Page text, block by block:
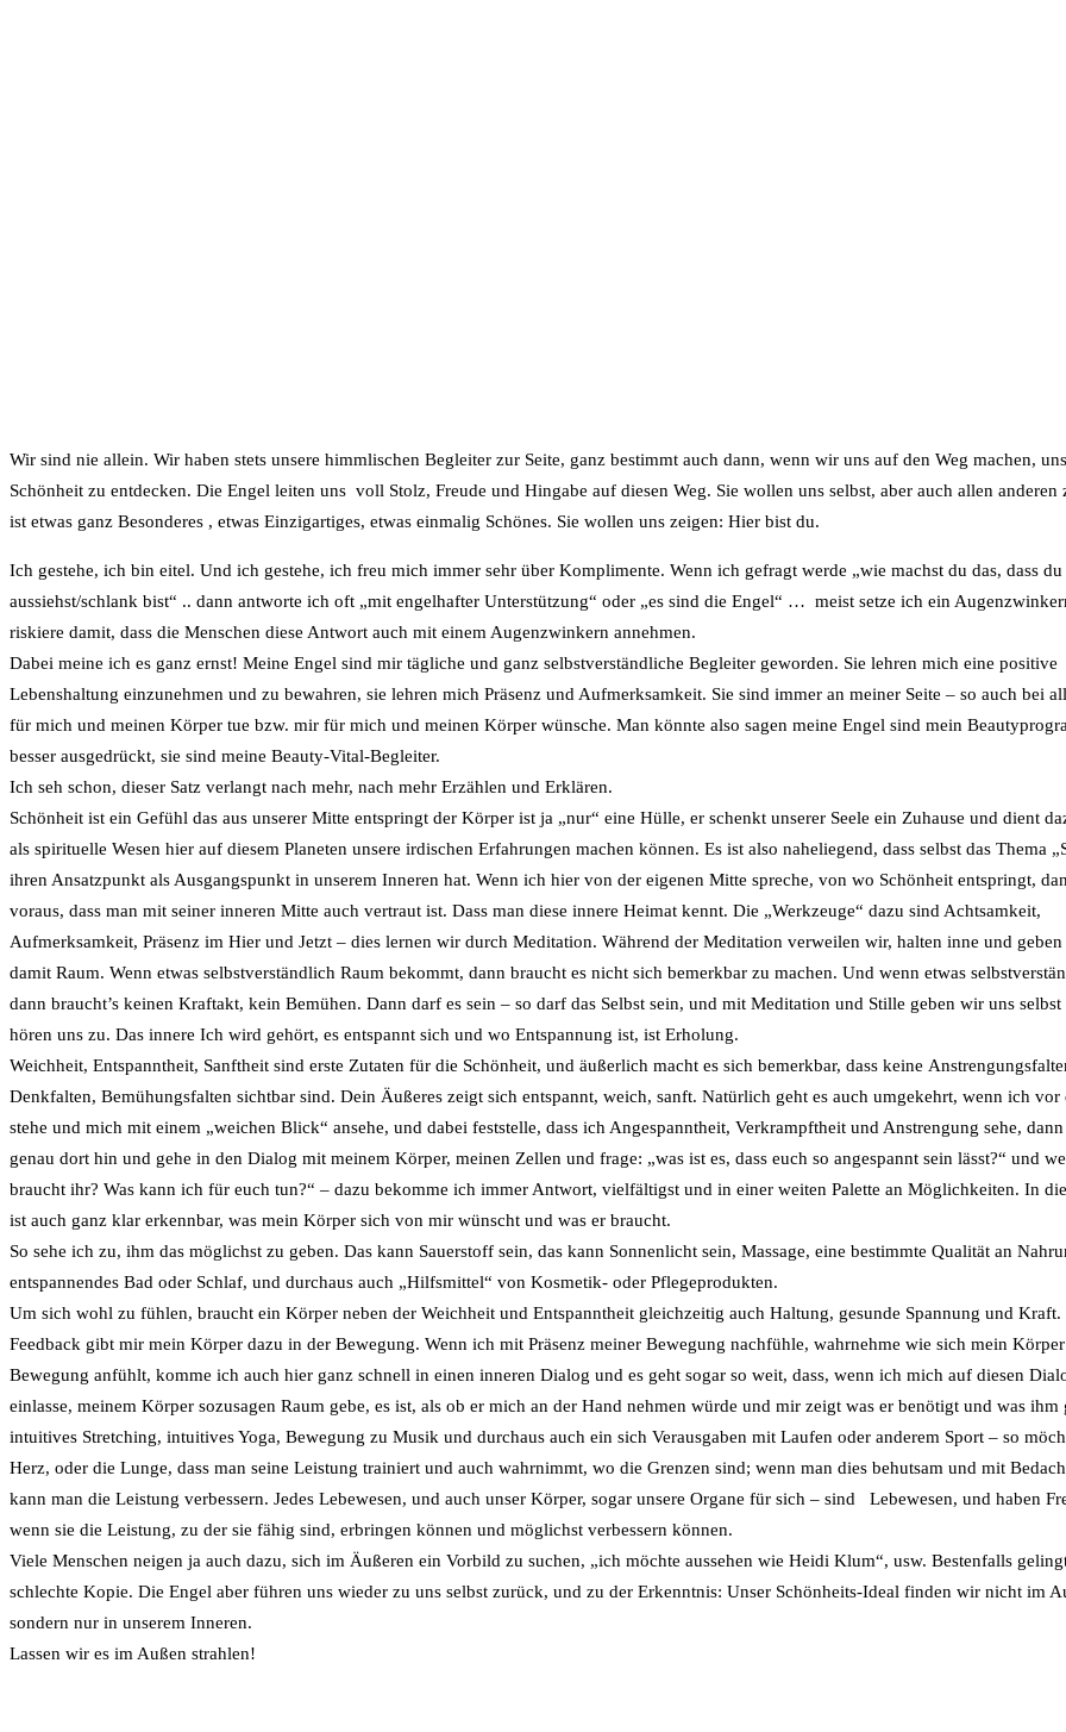
Wir sind nie allein. Wir haben stets unsere himmlischen Begleiter zur Seite, ganz bestimmt auch dann, wenn wir uns auf den Weg machen,
Schönheit zu entdecken. Die Engel leiten uns voll Stolz, Freude und Hingabe auf diesen Weg. Sie wollen uns selbst, aber auch allen anderen
ist etwas ganz Besonderes , etwas Einzigartiges, etwas einmalig Schönes. Sie wollen uns zeigen: Hier bist du.
Ich gestehe, ich bin eitel. Und ich gestehe, ich freu mich immer sehr über Komplimente. Wenn ich gefragt werde „wie machst du das, dass
aussiehst/schlank bist“ .. dann antworte ich oft „mit engelhafter Unterstützung“ oder „es sind die Engel“ … meist setze ich ein
riskiere damit, dass die Menschen diese Antwort auch mit einem Augenzwinkern annehmen.
Dabei meine ich es ganz ernst! Meine Engel sind mir tägliche und ganz selbstverständliche Begleiter geworden. Sie lehren mich eine positive
Lebenshaltung einzunehmen und zu bewahren, sie lehren mich Präsenz und Aufmerksamkeit. Sie sind immer an meiner Seite – so auch bei
für mich und meinen Körper tue bzw. mir für mich und meinen Körper wünsche. Man könnte also sagen meine Engel sind mein
besser ausgedrückt, sie sind meine Beauty-Vital-Begleiter.
Ich seh schon, dieser Satz verlangt nach mehr, nach mehr Erzählen und Erklären.
Schönheit ist ein Gefühl das aus unserer Mitte entspringt der Körper ist ja „nur“ eine Hülle, er schenkt unserer Seele ein Zuhause und dient
als spirituelle Wesen hier auf diesem Planeten unsere irdischen Erfahrungen machen können. Es ist also naheliegend, dass selbst das Thema
ihren Ansatzpunkt als Ausgangspunkt in unserem Inneren hat. Wenn ich hier von der eigenen Mitte spreche, von wo Schönheit entspringt,
voraus, dass man mit seiner inneren Mitte auch vertraut ist. Dass man diese innere Heimat kennt. Die „Werkzeuge“ dazu sind Achtsamkeit,
Aufmerksamkeit, Präsenz im Hier und Jetzt – dies lernen wir durch Meditation. Während der Meditation verweilen wir, halten inne und geben
damit Raum. Wenn etwas selbstverständlich Raum bekommt, dann braucht es nicht sich bemerkbar zu machen. Und wenn etwas
dann braucht’s keinen Kraftakt, kein Bemühen. Dann darf es sein – so darf das Selbst sein, und mit Meditation und Stille geben wir uns selbst
hören uns zu. Das innere Ich wird gehört, es entspannt sich und wo Entspannung ist, ist Erholung.
Weichheit, Entspanntheit, Sanftheit sind erste Zutaten für die Schönheit, und äußerlich macht es sich bemerkbar, dass keine
Denkfalten, Bemühungsfalten sichtbar sind. Dein Äußeres zeigt sich entspannt, weich, sanft. Natürlich geht es auch umgekehrt, wenn ich vor
stehe und mich mit einem „weichen Blick“ ansehe, und dabei feststelle, dass ich Angespanntheit, Verkrampftheit und Anstrengung sehe,
genau dort hin und gehe in den Dialog mit meinem Körper, meinen Zellen und frage: „was ist es, dass euch so angespannt sein lässt?“ und
braucht ihr? Was kann ich für euch tun?“ – dazu bekomme ich immer Antwort, vielfältigst und in einer weiten Palette an Möglichkeiten. In
ist auch ganz klar erkennbar, was mein Körper sich von mir wünscht und was er braucht.
So sehe ich zu, ihm das möglichst zu geben. Das kann Sauerstoff sein, das kann Sonnenlicht sein, Massage, eine bestimmte Qualität an
entspannendes Bad oder Schlaf, und durchaus auch „Hilfsmittel“ von Kosmetik- oder Pflegeprodukten.
Um sich wohl zu fühlen, braucht ein Körper neben der Weichheit und Entspanntheit gleichzeitig auch Haltung, gesunde Spannung und Kraft.
Feedback gibt mir mein Körper dazu in der Bewegung. Wenn ich mit Präsenz meiner Bewegung nachfühle, wahrnehme wie sich mein
Bewegung anfühlt, komme ich auch hier ganz schnell in einen inneren Dialog und es geht sogar so weit, dass, wenn ich mich auf diesen
einlasse, meinem Körper sozusagen Raum gebe, es ist, als ob er mich an der Hand nehmen würde und mir zeigt was er benötigt und was ihm
intuitives Stretching, intuitives Yoga, Bewegung zu Musik und durchaus auch ein sich Verausgaben mit Laufen oder anderem Sport – so
Herz, oder die Lunge, dass man seine Leistung trainiert und auch wahrnimmt, wo die Grenzen sind; wenn man dies behutsam und mit
kann man die Leistung verbessern. Jedes Lebewesen, und auch unser Körper, sogar unsere Organe für sich – sind Lebewesen, und haben
wenn sie die Leistung, zu der sie fähig sind, erbringen können und möglichst verbessern können.
Viele Menschen neigen ja auch dazu, sich im Äußeren ein Vorbild zu suchen, „ich möchte aussehen wie Heidi Klum“, usw. Bestenfalls
schlechte Kopie. Die Engel aber führen uns wieder zu uns selbst zurück, und zu der Erkenntnis: Unser Schönheits-Ideal finden wir nicht im
sondern nur in unserem Inneren.
Lassen wir es im Außen strahlen!